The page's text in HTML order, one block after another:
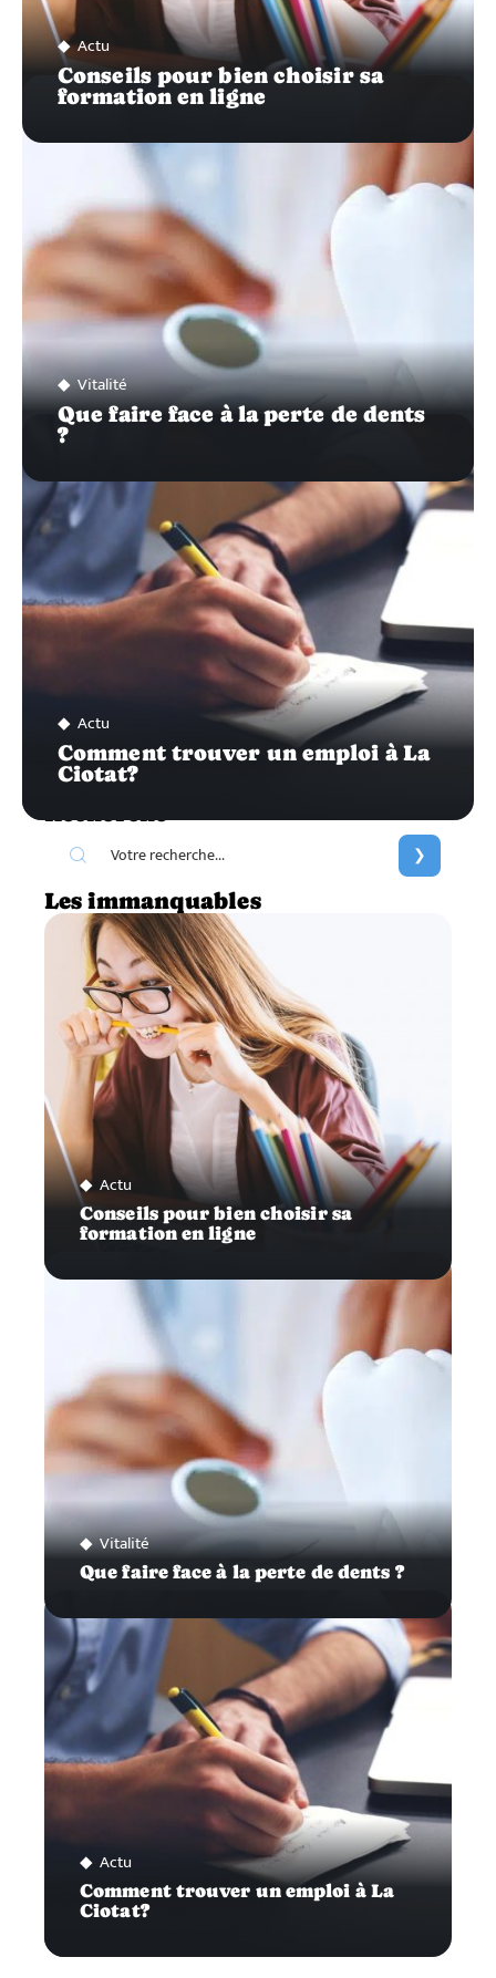
Actu
Conseils pour bien choisir sa
formation en ligne
Vitalité
Que faire face à la perte de dents
?
Actu
Comment trouver un emploi à La
Ciotat?
Les immanquables
Actu
Conseils pour bien choisir sa
formation en ligne
Vitalité
Que faire face à la perte de dents ?
Actu
Comment trouver un emploi à La
Ciotat?